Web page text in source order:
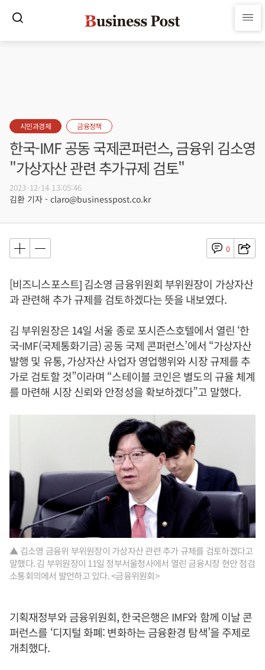
시민과경제 금융정책
한국-IMF 공동 국제콘퍼런스, 금융위 김소영
"가상자산 관련 추가규제 검토"
2023-12-14 13:05:46
김환 기자 - claro@businesspost.co.kr
0
[비즈니스포스트] 김소영 금융위원회 부위원장이 가상자산
과 관련해 추가 규제를 검토하겠다는 뜻을 내보였다.
김 부위원장은 14일 서울 종로 포시즌스호텔에서 열린 ‘한
국-IMF(국제통화기금) 공동 국제 콘퍼런스’에서 “가상자산
발행 및 유통, 가상자산 사업자 영업행위와 시장 규제를 추
가로 검토할 것”이라며 “스테이블 코인은 별도의 규율 체계
를 마련해 시장 신뢰와 안정성을 확보하겠다”고 말했다.
▲ 김소영 금융위 부위원장이 가상자산 관련 추가 규제를 검토하겠다고
말했다. 김 부위원장이 11일 정부서울청사에서 열린 금융시장 현안 점검
소통회의에서 발언하고 있다. <금융위원회>
기획재정부와 금융위원회, 한국은행은 IMF와 함께 이날 콘
퍼런스를 ‘디지털 화폐: 변화하는 금융환경 탐색’을 주제로
개최했다.